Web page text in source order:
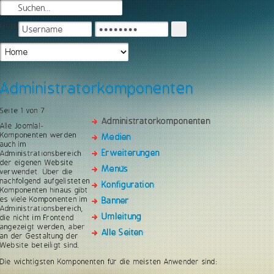
Login
Administratorkomponenten
Administratorkomponenten
Medien
Erweiterungen
Menüs
Konfiguration
Banner
Umleitung
Alle Seiten
Seite 1 von 7
Alle Joomla!-
Komponenten werden
auch im
Administrationsbereich
der eigenen Website
verwendet. Über die
nachfolgend aufgelisteten
Komponenten hinaus gibt
es viele Komponenten im
Administrationsbereich,
die nicht im Frontend
angezeigt werden, aber
an der Gestaltung der
Website beteiligt sind.
Die wichtigsten Komponenten für die meisten Anwender sind: